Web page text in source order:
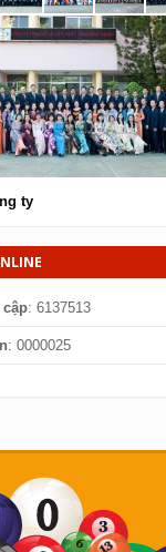
ty
: 6137513
: 0000025